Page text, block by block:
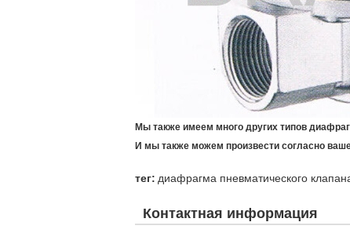
Мы также имеем много других типов
И мы также можем произвести согласно
тег: диафрагма пневматического
Контактная информация